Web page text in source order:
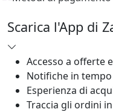
Scarica l'App di
Accesso a offerte
Notifiche in
Esperienza di
Traccia gli ordini